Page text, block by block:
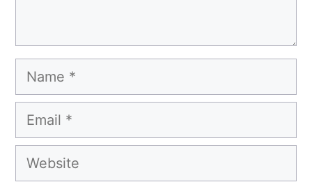
Name
Email
Website